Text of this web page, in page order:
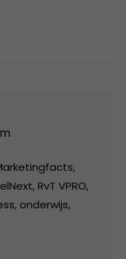
RvT VPRO,
onderwijs,